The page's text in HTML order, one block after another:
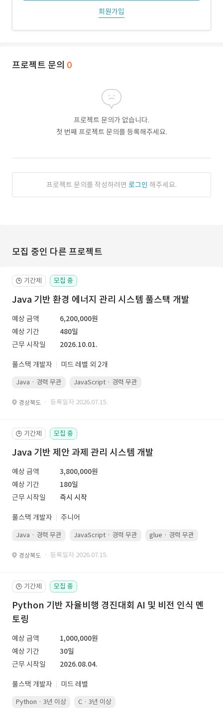
회원가입
프로젝트 문의 0
프로젝트 문의가 없습니다.
첫 번째 프로젝트 문의를 등록해주세요.
프로젝트 문의를 작성하려면 로그인 해주세요.
모집 중인 다른 프로젝트
🕒 기간제 모집 중
Java 기반 환경 에너지 관리 시스템 풀스택 개발
예상 금액
6,200,000원
예상 기간
480일
근무 시작일
2026.10.01.
풀스택 개발자 미드 레벨 외 2개
Java · 경력 무관 JavaScript · 경력 무관
경상북도 · 등록일자 2026.07.15.
🕒 기간제 모집 중
Java 기반 제안 과제 관리 시스템 개발
예상 금액
3,800,000원
예상 기간
180일
근무 시작일
즉시 시작
풀스택 개발자 주니어
Java · 경력 무관 JavaScript · 경력 무관 glue · 경력 무관
경상북도 · 등록일자 2026.07.15.
🕒 기간제 모집 중
Python 기반 자율비행 경진대회 AI 및 비전 인식 멘
토링
예상 금액
1,000,000원
예상 기간
30일
근무 시작일
2026.08.04.
풀스택 개발자 미드 레벨
Python · 3년 이상 C · 3년 이상